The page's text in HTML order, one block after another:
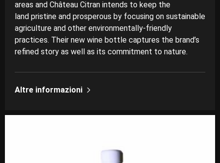
areas and Château Citran intends to keep the
land pristine and prosperous by focusing on sustainable
agriculture and other environmentally-friendly
practices. Their new wine bottle captures the brand’s
refined story as well as its commitment to nature.
Altre informazioni